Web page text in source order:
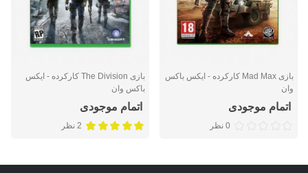
بازی Mad Max کارکرده - ایکس باکس
وان
اتمام موجودی
0 نظر
بازی The Division کارکرده - ایکس
باکس وان
اتمام موجودی
2 نظر